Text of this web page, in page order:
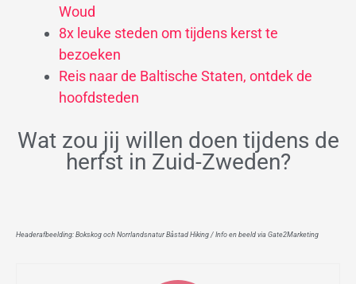
Woud
8x leuke steden om tijdens kerst te
bezoeken
Reis naar de Baltische Staten, ontdek de
hoofdsteden
Wat zou jij willen doen tijdens de
herfst in Zuid-Zweden?
Headerafbeelding: Bokskog och Norrlandsnatur Båstad Hiking / Info en beeld via Gate2Marketing